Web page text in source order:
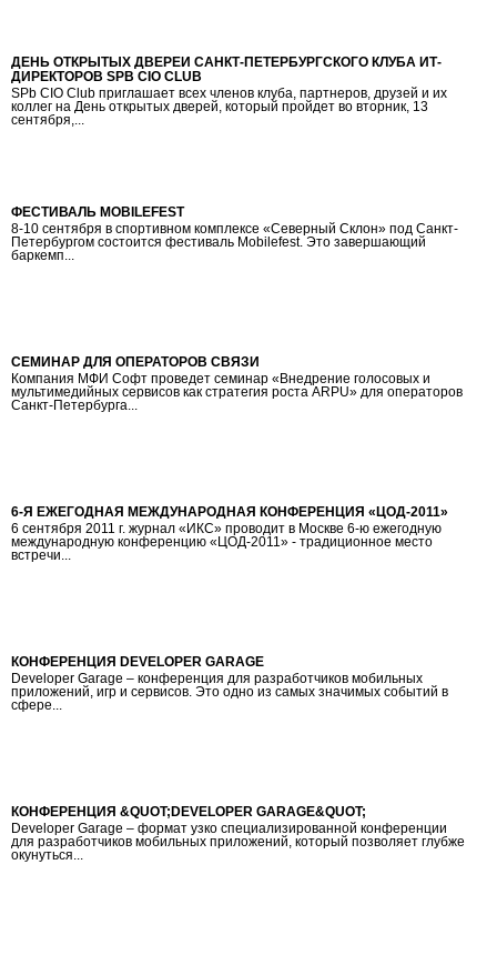
ДЕНЬ ОТКРЫТЫХ ДВЕРЕЙ САНКТ-ПЕТЕРБУРГСКОГО КЛУБА ИТ-
ДИРЕКТОРОВ SPB CIO CLUB
SPb CIO Club приглашает всех членов клуба, партнеров, друзей и их
коллег на День открытых дверей, который пройдет во вторник, 13
сентября,...
ФЕСТИВАЛЬ MOBILEFEST
8-10 сентября в спортивном комплексе «Северный Склон» под Санкт-
Петербургом состоится фестиваль Mobilefest. Это завершающий
баркемп...
СЕМИНАР ДЛЯ ОПЕРАТОРОВ СВЯЗИ
Компания МФИ Софт проведет семинар «Внедрение голосовых и
мультимедийных сервисов как стратегия роста ARPU» для операторов
Санкт-Петербурга...
6-Я ЕЖЕГОДНАЯ МЕЖДУНАРОДНАЯ КОНФЕРЕНЦИЯ «ЦОД-2011»
6 сентября 2011 г. журнал «ИКС» проводит в Москве 6-ю ежегодную
международную конференцию «ЦОД-2011» - традиционное место
встречи...
КОНФЕРЕНЦИЯ DEVELOPER GARAGE
Developer Garage – конференция для разработчиков мобильных
приложений, игр и сервисов. Это одно из самых значимых событий в
сфере...
КОНФЕРЕНЦИЯ &QUOT;DEVELOPER GARAGE&QUOT;
Developer Garage – формат узко специализированной конференции
для разработчиков мобильных приложений, который позволяет глубже
окунуться...